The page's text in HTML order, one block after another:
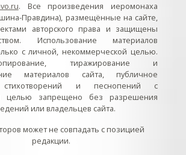
. Все произведения иеромонаха
Правдина), размещённые на сайте,
авторского права и защищены
Использование материалов
с личной, некоммерческой целью.
тиражирование и
материалов сайта, публичное
стихотворений и песнопений с
целью запрещено без разрешения
или владельцев сайта.
может не совпадать с позицией
редакции.